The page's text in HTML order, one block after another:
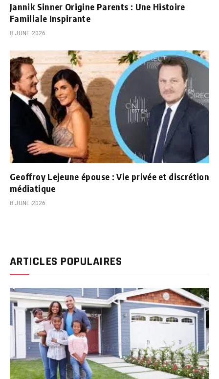
Jannik Sinner Origine Parents : Une Histoire
Familiale Inspirante
8 JUNE 2026
Geoffroy Lejeune épouse : Vie privée et discrétion
médiatique
8 JUNE 2026
ARTICLES POPULAIRES